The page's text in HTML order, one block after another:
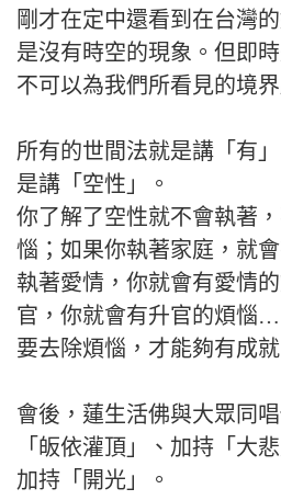
剛才在定中還看到在台灣
是沒有時空的現象。但即
不可以為我們所看見的境界
所有的世間法就是講「有
是講「空性」。
你了解了空性就不會執著
惱；如果你執著家庭，就
執著愛情，你就會有愛情
官，你就會有升官的煩惱…
要去除煩惱，才能夠有成就
會後，蓮生活佛與大眾同
「皈依灌頂」、加持「大
加持「開光」。